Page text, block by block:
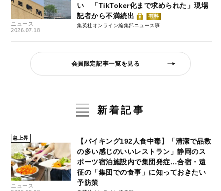
ニュース
2026.07.18
い 「TikToker化まで求められた」現場
記者から不満続出
有料
集英社オンライン編集部ニュース班
会員限定記事一覧を見る
新着記事
急上昇
ニュース
【バイキング192人食中毒】「清潔で品数
の多い感じのいいレストラン」静岡のス
ポーツ宿泊施設内で集団発症…合宿・遠
征の「集団での食事」に知っておきたい
予防策